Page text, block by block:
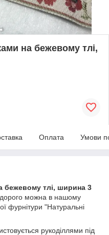
на бежевому тлі,
Оплата Умови
бежевому тлі, ширина 3
можна в нашому
фурнітури "Натуральні
рукоділлями під